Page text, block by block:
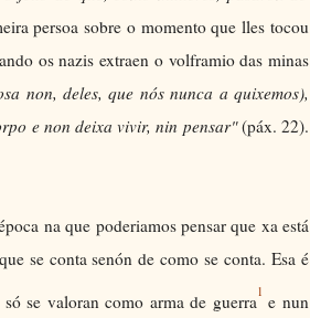
persoa sobre o momento que lles tocou
os nazis extraen o volframio das minas
non, deles, que nós nunca a quixemos),
e non deixa vivir, nin pensar"(páx. 22).
na que poderiamos pensar que xa está
se conta senón de como se conta. Esa é
se valoran como arma de guerra1 e nun